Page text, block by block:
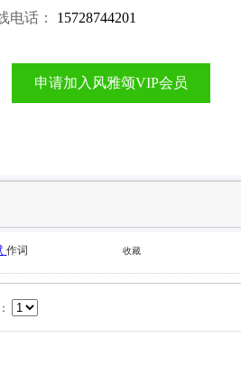
电话： 15728744201
申请加入风雅颂VIP会员
作词 收藏